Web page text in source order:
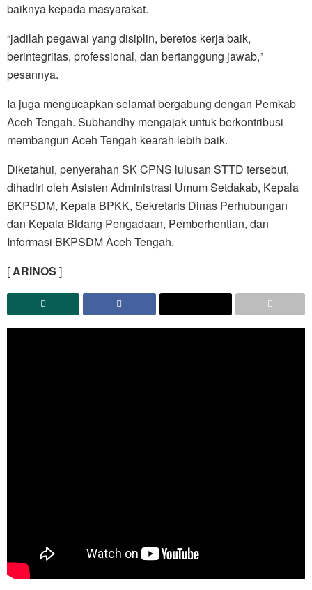
baiknya kepada masyarakat.
“jadilah pegawai yang disiplin, beretos kerja baik,
berintegritas, professional, dan bertanggung jawab,”
pesannya.
Ia juga mengucapkan selamat bergabung dengan Pemkab
Aceh Tengah. Subhandhy mengajak untuk berkontribusi
membangun Aceh Tengah kearah lebih baik.
Diketahui, penyerahan SK CPNS lulusan STTD tersebut,
dihadiri oleh Asisten Administrasi Umum Setdakab, Kepala
BKPSDM, Kepala BPKK, Sekretaris Dinas Perhubungan
dan Kepala Bidang Pengadaan, Pemberhentian, dan
Informasi BKPSDM Aceh Tengah.
[ARINOS ]